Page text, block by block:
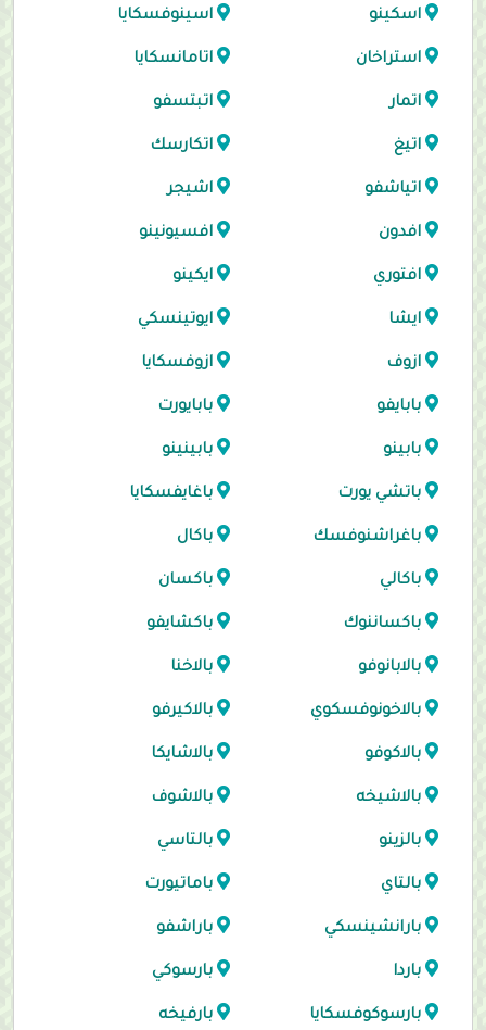
اسكينو اسينوفسكايا
استراخان اتامانسكايا
اتمار اتبتسفو
اتيغ اتكارسك
اتياشفو اشيجر
افدون افسيونينو
افتوري ايكينو
ايشا ايوتينسكي
ازوف ازوفسكايا
بابايفو بابايورت
بابينو بابينينو
باتشي يورت باغايفسكايا
باغراشنوفسك باكال
باكالي باكسان
باكساننوك باكشايفو
بالابانوفو بالاخنا
بالاخونوفسكوي بالاكيرفو
بالاكوفو بالاشايكا
بالاشيخه بالاشوف
بالزينو بالتاسي
بالتاي باماتيورت
بارانشينسكي باراشفو
باردا بارسوكي
بارسوكوفسكايا بارفيخه